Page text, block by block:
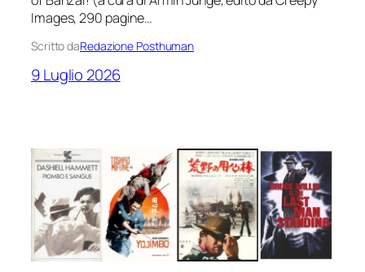
Images, 290 pagine…
Scritto daRedazione Posthuman
9 Luglio 2026